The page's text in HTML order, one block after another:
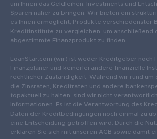
um Ihnen das Geldleihen, Investments und
Sparen näher zu bringen. Wir bieten ein
es Ihnen ermöglicht, Produkte verschiedenster
Kreditinstitute zu vergleichen, um anschließend
abgestimmte Finanzprodukt zu finden.
LoanStar.com (wir) ist weder Kreditgeber noch
Finanzplaner und keinerlei andere finanzielle
rechtlicher Zuständigkeit. Während wir rund um
die Zinsraten, Kreditraten und andere
topaktuell zu halten, sind wir nicht
Informationen. Es ist die Verantwortung des
Daten der Kreditbedingungen noch einmal zu
eine Entscheidung getroffen wird. Durch die
erklären Sie sich mit unseren AGB sowie damit